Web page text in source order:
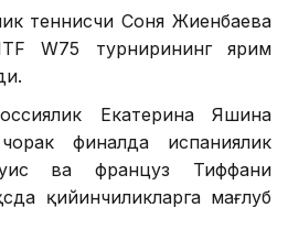
теннисчи Соня Жиенбаева
W75 турнирининг ярим
Екатерина Яшина
финалда испаниялик
ва француз Тиффани
қийинчиликларга мағлуб